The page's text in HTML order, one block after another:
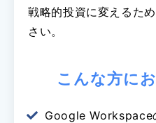
戦略的投資に変えるた
さい。
こんな方に
Google Workspace